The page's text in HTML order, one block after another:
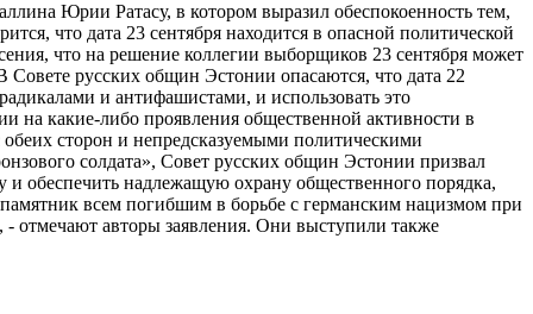
Юрии Ратасу, в котором выразил обеспокоенность тем,
что дата 23 сентября находится в опасной политической
что на решение коллегии выборщиков 23 сентября может
Совете русских общин Эстонии опасаются, что дата 22
и антифашистами, и использовать это
на какие-либо проявления общественной активности в
сторон и непредсказуемыми политическими
солдата», Совет русских общин Эстонии призвал
и обеспечить надлежащую охрану общественного порядка,
всем погибшим в борьбе с германским нацизмом при
- отмечают авторы заявления. Они выступили также